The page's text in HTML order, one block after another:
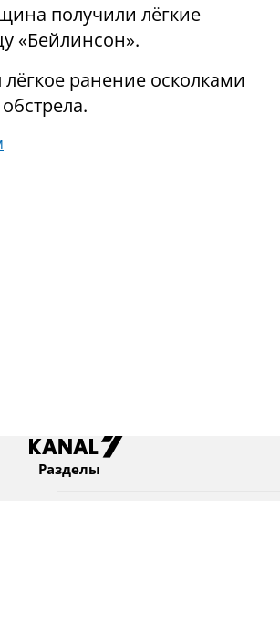
получили лёгкие
«Бейлинсон».
ранение осколками
Разделы